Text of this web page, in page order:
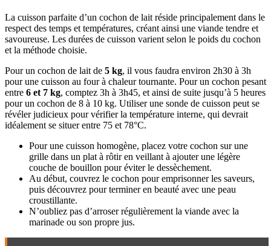
La cuisson parfaite d’un cochon de lait réside principalement dans le
respect des temps et températures, créant ainsi une viande tendre et
savoureuse. Les durées de cuisson varient selon le poids du cochon
et la méthode choisie.
Pour un cochon de lait de 5 kg, il vous faudra environ 2h30 à 3h
pour une cuisson au four à chaleur tournante. Pour un cochon pesant
entre 6 et 7 kg, comptez 3h à 3h45, et ainsi de suite jusqu’à 5 heures
pour un cochon de 8 à 10 kg. Utiliser une sonde de cuisson peut se
révéler judicieux pour vérifier la température interne, qui devrait
idéalement se situer entre 75 et 78°C.
Pour une cuisson homogène, placez votre cochon sur une
grille dans un plat à rôtir en veillant à ajouter une légère
couche de bouillon pour éviter le dessèchement.
Au début, couvrez le cochon pour emprisonner les saveurs,
puis découvrez pour terminer en beauté avec une peau
croustillante.
N’oubliez pas d’arroser régulièrement la viande avec la
marinade ou son propre jus.